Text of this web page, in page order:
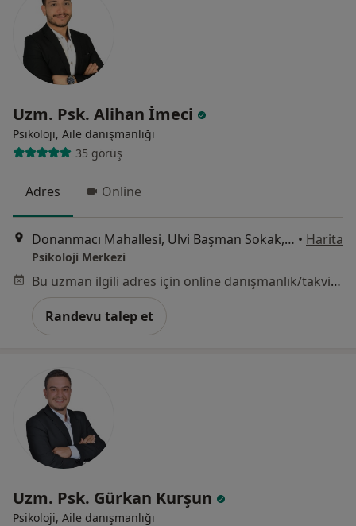
Uzm. Psk. Alihan İmeci
Psikoloji, Aile danışmanlığı
35 görüş
Adres Online
Donanmacı Mahallesi, Ulvi Başman Sokak, No: 15, Kat:3 Daire:3, İzmir • Harita
Psikoloji Merkezi
Bu uzman ilgili adres için online danışmanlık/takvim sunmuyor.
Randevu talep et
Uzm. Psk. Gürkan Kurşun
Psikoloji, Aile danışmanlığı